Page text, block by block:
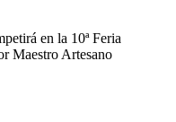
en la 10ª Feria
Maestro Artesano